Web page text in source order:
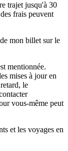
trajet jusqu'à 30
frais peuvent
mon billet sur le
mentionnée.
mises à jour en
le
vous-même peut
et les voyages en